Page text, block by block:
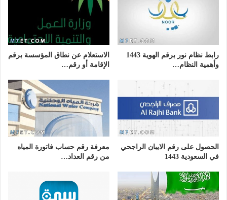
رابط نظام نور برقم الهوية 1443
وأهمية النظام…
الاستعلام عن نطاق المؤسسة برقم
الإقامة أو رقم…
الحصول على رقم الايبان الراجحي
في السعودية 1443
معرفة رقم حساب فاتورة المياه
من رقم العداد…